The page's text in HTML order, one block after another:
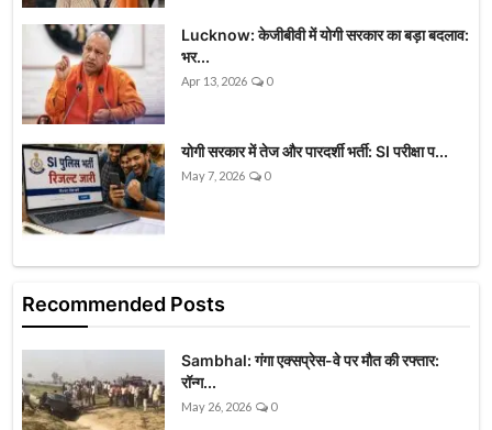
Lucknow: केजीबीवी में योगी सरकार का बड़ा बदलाव:
भर...
Apr 13, 2026 0
योगी सरकार में तेज और पारदर्शी भर्ती: SI परीक्षा प...
May 7, 2026 0
Recommended Posts
Sambhal: गंगा एक्सप्रेस-वे पर मौत की रफ्तार:
रॉन्ग...
May 26, 2026 0